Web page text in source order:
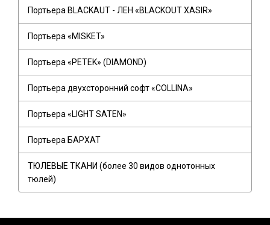
Портьера BLACKAUT - ЛЕН «BLACKOUT XASIR»
Портьера «MISKET»
Портьера «PETEK» (DIAMOND)
Портьера двухсторонний софт «COLLINA»
Портьера «LIGHT SATEN»
Портьера БАРХАТ
ТЮЛЕВЫЕ ТКАНИ (более 30 видов однотонных
тюлей)